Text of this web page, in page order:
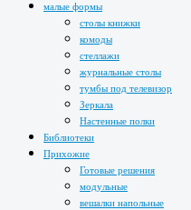
малые формы
столы книжки
комоды
стеллажи
журнальные столы
тумбы под телевизор
Зеркала
Настенные полки
Библиотеки
Прихожие
Готовые решения
модульные
вешалки напольные